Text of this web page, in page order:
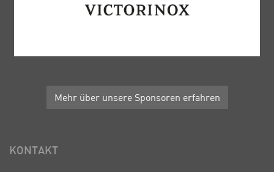
Mehr über unsere Sponsoren erfahren
KONTAKT